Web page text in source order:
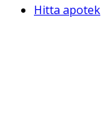
Hitta apotek